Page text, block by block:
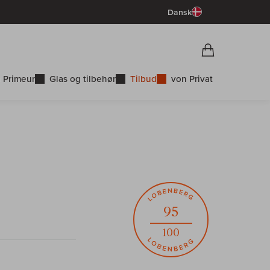
Dansk
Primeur Glas og tilbehør Tilbud von Privat
95
100